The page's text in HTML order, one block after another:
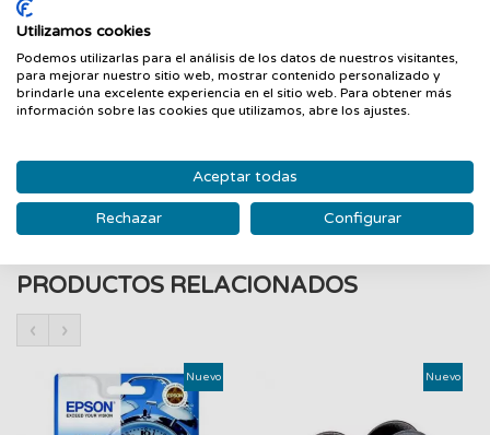
MFC-J4410DW
MFC-J4510DW
MFC-J4610DW
MFC-J4710DW
MFC-J6920DW
MFC-J6720DW
PRODUCTOS RELACIONADOS
‹ ›
Nuevo Nuevo
Utilizamos cookies
Podemos utilizarlas para el análisis de los datos de nuestros visitantes,
para mejorar nuestro sitio web, mostrar contenido personalizado y
brindarle una excelente experiencia en el sitio web. Para obtener más
información sobre las cookies que utilizamos, abre los ajustes.
Aceptar todas
Rechazar Configurar